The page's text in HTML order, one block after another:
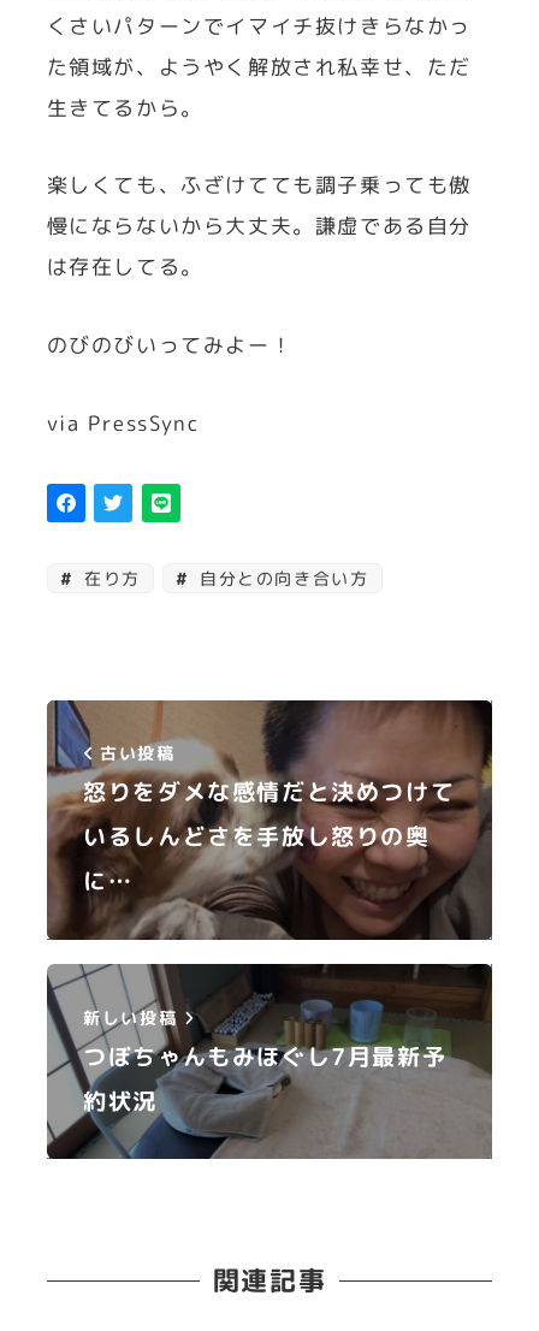
くさいパターンでイマイチ抜けきらなかっ
た領域が、ようやく解放され私幸せ、ただ
生きてるから。
楽しくても、ふざけてても調子乗っても傲
慢にならないから大丈夫。謙虚である自分
は存在してる。
のびのびいってみよー！
via PressSync
在り方 自分との向き合い方
古い投稿
怒りをダメな感情だと決めつけて
いるしんどさを手放し怒りの奥
に…
新しい投稿
つぼちゃんもみほぐし7月最新予
約状況
関連記事